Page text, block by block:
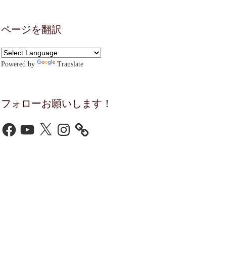
ページを翻訳
Powered by Translate
フォローお願いします！
FacebookYouTube
X Instagram